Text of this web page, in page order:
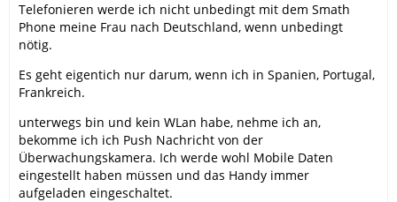
Telefonieren werde ich nicht unbedingt mit dem Smath
Phone meine Frau nach Deutschland, wenn unbedingt
nötig.
Es geht eigentich nur darum, wenn ich in Spanien, Portugal,
Frankreich.
unterwegs bin und kein WLan habe, nehme ich an,
bekomme ich ich Push Nachricht von der
Überwachungskamera. Ich werde wohl Mobile Daten
eingestellt haben müssen und das Handy immer
aufgeladen eingeschaltet.